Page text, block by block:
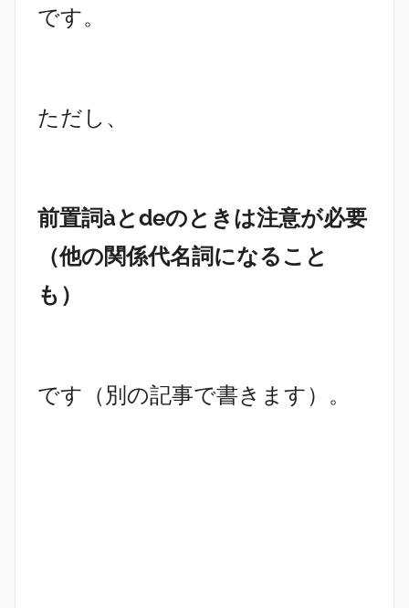
です。
ただし、
前置詞àとdeのときは注意が必要
（他の関係代名詞になること
も）
です（別の記事で書きます）。